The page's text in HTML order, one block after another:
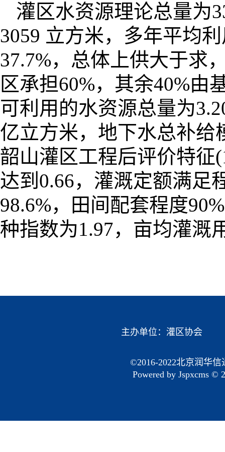
灌区水资源理论总量为
3059 立方米，多年平均
37.7%，总体上供大于求
区承担60%，其余40%由
可利用的水资源总量为
亿立方米，地下水总补给
韶山灌区工程后评价特征
达到0.66，灌溉定额满足
98.6%，田间配套程度
种指数为1.97，亩均灌溉
主办单位： 灌区协会
©2016-2022北京润华
Powered byJspxcms ©